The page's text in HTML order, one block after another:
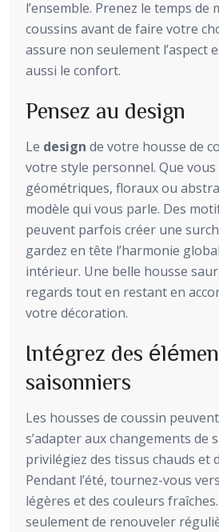
l’ensemble. Prenez le temps de
coussins avant de faire votre
assure non seulement l’aspect
aussi le confort.
Pensez au design
Le design de votre housse de
votre style personnel. Que
géométriques, floraux ou
modèle qui vous parle. Des
peuvent parfois créer une
gardez en tête l’harmonie
intérieur. Une belle housse
regards tout en restant en
votre décoration.
Intégrez des
saisonniers
Les housses de coussin
s’adapter aux changements de
privilégiez des tissus chauds et
Pendant l’été, tournez-vous
légères et des couleurs
seulement de renouveler